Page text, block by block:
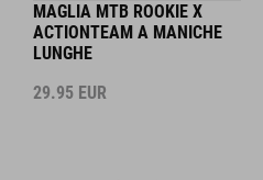
MAGLIA MTB ROOKIE X
ACTIONTEAM A MANICHE
LUNGHE
29.95 EUR